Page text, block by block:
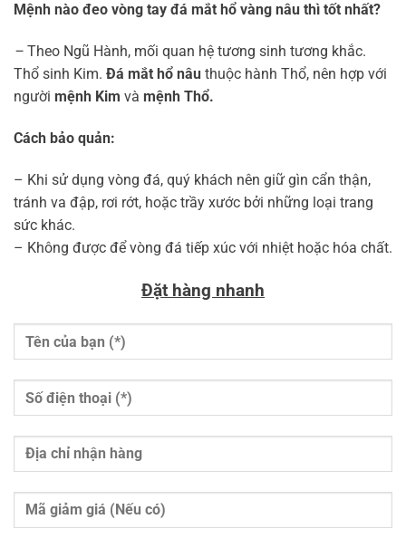
Mệnh nào đeo vòng tay đá mắt hổ vàng nâu thì tốt nhất?
– Theo Ngũ Hành, mối quan hệ tương sinh tương khắc.
Thổ sinh Kim. Đá mắt hổ nâu thuộc hành Thổ, nên hợp với
người mệnh Kim và mệnh Thổ.
Cách bảo quản:
– Khi sử dụng vòng đá, quý khách nên giữ gìn cẩn thận,
tránh va đập, rơi rớt, hoặc trầy xước bởi những loại trang
sức khác.
– Không được để vòng đá tiếp xúc với nhiệt hoặc hóa chất.
Đặt hàng nhanh